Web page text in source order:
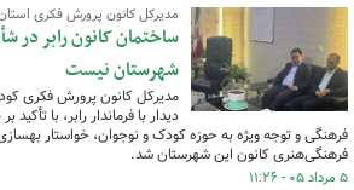
مدیرکل کانون پرورش فکری
ساختمان کانون رابر در
شهرستان نیست
مدیرکل کانون پرورش فکری
دیدار با فرماندار رابر، با
فرهنگی و توجه ویژه به حوزه کودک و نوجوان، خواستار
فرهنگی‌هنری کانون این شهرستان شد.
۵ مرداد ۰۵ - ۱۱:۲۶